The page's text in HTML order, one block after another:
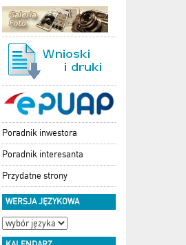
Poradnik inwestora
Poradnik interesanta
Przydatne strony
WERSJA JĘZYKOWA